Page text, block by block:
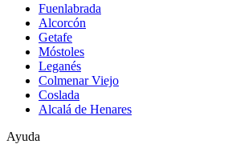
Fuenlabrada
Alcorcón
Getafe
Móstoles
Leganés
Colmenar Viejo
Coslada
Alcalá de Henares
Ayuda